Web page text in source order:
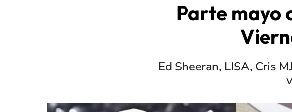
Parte mayo
Ed Sheeran, LISA, Cris